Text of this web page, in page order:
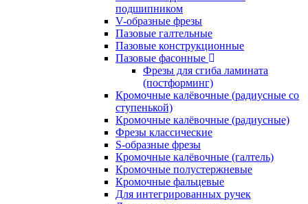
подшипником
V-образные фрезы
Пазовые галтельные
Пазовые конструкционные
Пазовые фасонные
Фрезы для сгиба ламината
(постформинг)
Кромочные калёвочные (радиусные со
ступенькой)
Кромочные калёвочные (радиусные)
Фрезы классические
S-образные фрезы
Кромочные калёвочные (галтель)
Кромочные полустержневые
Кромочные фальцевые
Для интегрированных ручек